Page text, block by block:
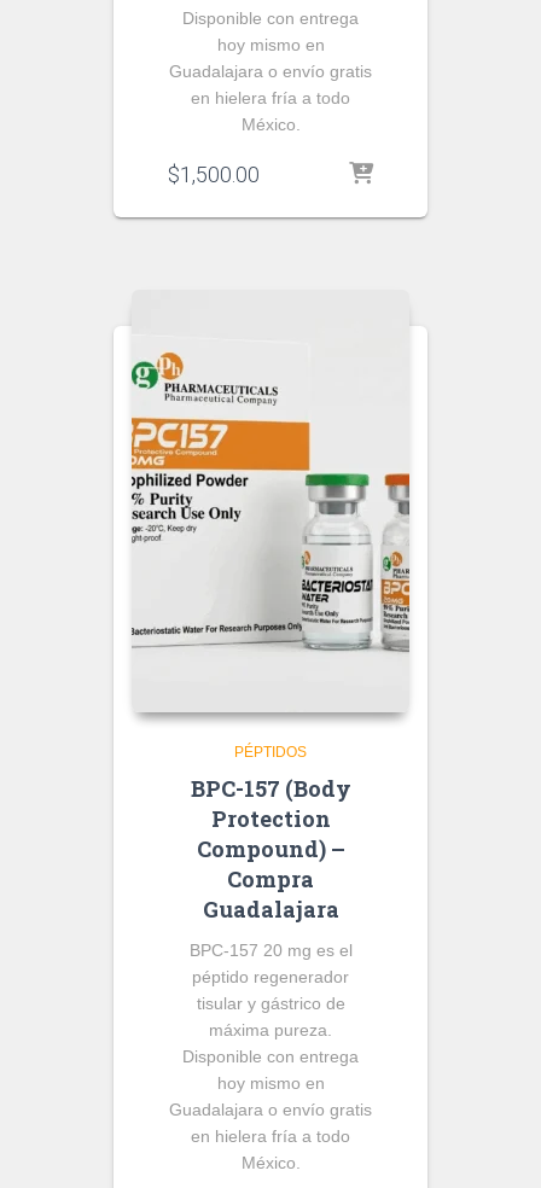
Disponible con entrega
hoy mismo en
Guadalajara o envío gratis
en hielera fría a todo
México.
$1,500.00
PÉPTIDOS
BPC-157 (Body
Protection
Compound) –
Compra
Guadalajara
BPC-157 20 mg es el
péptido regenerador
tisular y gástrico de
máxima pureza.
Disponible con entrega
hoy mismo en
Guadalajara o envío gratis
en hielera fría a todo
México.